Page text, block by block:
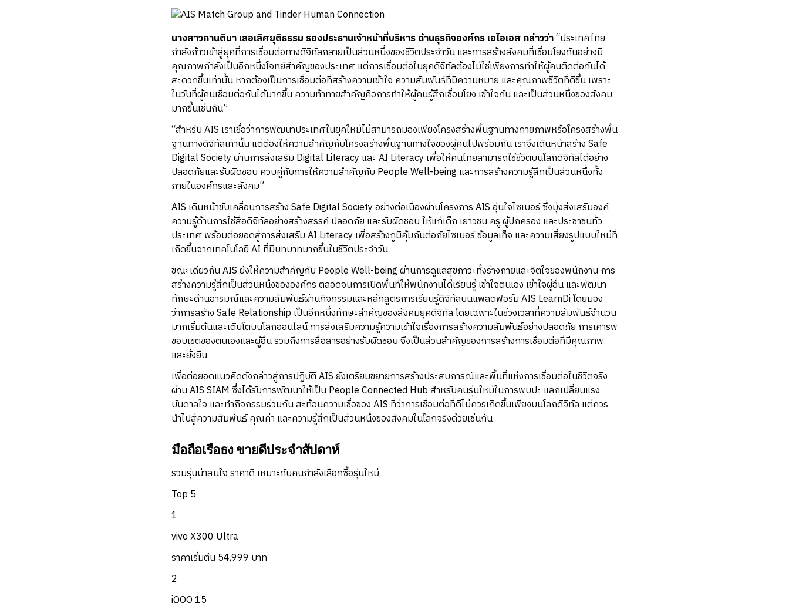
นางสาวกานติมา เลอเลิศยุติธรรม รองประธานเจ้าหน้าที่บริหาร ด้านธุรกิจองค์กร เอไอเอส กล่าวว่า“ประเทศไทย
กำลังก้าวเข้าสู่ยุคที่การเชื่อมต่อทางดิจิทัลกลายเป็นส่วนหนึ่งของชีวิตประจำวัน และการสร้างสังคมที่เชื่อมโยงกันอย่างมี
คุณภาพกำลังเป็นอีกหนึ่งโจทย์สำคัญของประเทศ แต่การเชื่อมต่อในยุคดิจิทัลต้องไม่ใช่เพียงการทำให้ผู้คนติดต่อกันได้
สะดวกขึ้นเท่านั้น หากต้องเป็นการเชื่อมต่อที่สร้างความเข้าใจ ความสัมพันธ์ที่มีความหมาย และคุณภาพชีวิตที่ดีขึ้น เพราะ
ในวันที่ผู้คนเชื่อมต่อกันได้มากขึ้น ความท้าทายสำคัญคือการทำให้ผู้คนรู้สึกเชื่อมโยง เข้าใจกัน และเป็นส่วนหนึ่งของสังคม
มากขึ้นเช่นกัน”
“สำหรับ AIS เราเชื่อว่าการพัฒนาประเทศในยุคใหม่ไม่สามารถมองเพียงโครงสร้างพื้นฐานทางกายภาพหรือโครงสร้างพื้น
ฐานทางดิจิทัลเท่านั้น แต่ต้องให้ความสำคัญกับโครงสร้างพื้นฐานทางใจของผู้คนไปพร้อมกัน เราจึงเดินหน้าสร้าง Safe
Digital Society ผ่านการส่งเสริม Digital Literacy และ AI Literacy เพื่อให้คนไทยสามารถใช้ชีวิตบนโลกดิจิทัลได้อย่าง
ปลอดภัยและรับผิดชอบ ควบคู่กับการให้ความสำคัญกับ People Well-being และการสร้างความรู้สึกเป็นส่วนหนึ่งทั้ง
ภายในองค์กรและสังคม”
AIS เดินหน้าขับเคลื่อนการสร้าง Safe Digital Society อย่างต่อเนื่องผ่านโครงการ AIS อุ่นใจไซเบอร์ ซึ่งมุ่งส่งเสริมองค์
ความรู้ด้านการใช้สื่อดิจิทัลอย่างสร้างสรรค์ ปลอดภัย และรับผิดชอบ ให้แก่เด็ก เยาวชน ครู ผู้ปกครอง และประชาชนทั่ว
ประเทศ พร้อมต่อยอดสู่การส่งเสริม AI Literacy เพื่อสร้างภูมิคุ้มกันต่อภัยไซเบอร์ ข้อมูลเท็จ และความเสี่ยงรูปแบบใหม่ที่
เกิดขึ้นจากเทคโนโลยี AI ที่มีบทบาทมากขึ้นในชีวิตประจำวัน
ขณะเดียวกัน AIS ยังให้ความสำคัญกับ People Well-being ผ่านการดูแลสุขภาวะทั้งร่างกายและจิตใจของพนักงาน การ
สร้างความรู้สึกเป็นส่วนหนึ่งขององค์กร ตลอดจนการเปิดพื้นที่ให้พนักงานได้เรียนรู้ เข้าใจตนเอง เข้าใจผู้อื่น และพัฒนา
ทักษะด้านอารมณ์และความสัมพันธ์ผ่านกิจกรรมและหลักสูตรการเรียนรู้ดิจิทัลบนแพลตฟอร์ม AIS LearnDi โดยมอง
ว่าการสร้าง Safe Relationship เป็นอีกหนึ่งทักษะสำคัญของสังคมยุคดิจิทัล โดยเฉพาะในช่วงเวลาที่ความสัมพันธ์จำนวน
มากเริ่มต้นและเติบโตบนโลกออนไลน์ การส่งเสริมความรู้ความเข้าใจเรื่องการสร้างความสัมพันธ์อย่างปลอดภัย การเคารพ
ขอบเขตของตนเองและผู้อื่น รวมถึงการสื่อสารอย่างรับผิดชอบ จึงเป็นส่วนสำคัญของการสร้างการเชื่อมต่อที่มีคุณภาพ
และยั่งยืน
เพื่อต่อยอดแนวคิดดังกล่าวสู่การปฏิบัติ AIS ยังเตรียมขยายการสร้างประสบการณ์และพื้นที่แห่งการเชื่อมต่อในชีวิตจริง
ผ่าน AIS SIAM ซึ่งได้รับการพัฒนาให้เป็น People Connected Hub สำหรับคนรุ่นใหม่ในการพบปะ แลกเปลี่ยนแรง
บันดาลใจ และทำกิจกรรมร่วมกัน สะท้อนความเชื่อของ AIS ที่ว่าการเชื่อมต่อที่ดีไม่ควรเกิดขึ้นเพียงบนโลกดิจิทัล แต่ควร
นำไปสู่ความสัมพันธ์ คุณค่า และความรู้สึกเป็นส่วนหนึ่งของสังคมในโลกจริงด้วยเช่นกัน
มือถือเรือธง ขายดีประจำสัปดาห์
รวมรุ่นน่าสนใจ ราคาดี เหมาะกับคนกำลังเลือกซื้อรุ่นใหม่
Top 5
1
vivo X300 Ultra
ราคาเริ่มต้น 54,999 บาท
2